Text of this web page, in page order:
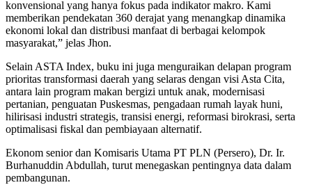
konvensional yang hanya fokus pada indikator makro. Kami
memberikan pendekatan 360 derajat yang menangkap dinamika
ekonomi lokal dan distribusi manfaat di berbagai kelompok
masyarakat,” jelas Jhon.
Selain ASTA Index, buku ini juga menguraikan delapan program
prioritas transformasi daerah yang selaras dengan visi Asta Cita,
antara lain program makan bergizi untuk anak, modernisasi
pertanian, penguatan Puskesmas, pengadaan rumah layak huni,
hilirisasi industri strategis, transisi energi, reformasi birokrasi, serta
optimalisasi fiskal dan pembiayaan alternatif.
Ekonom senior dan Komisaris Utama PT PLN (Persero), Dr. Ir.
Burhanuddin Abdullah, turut menegaskan pentingnya data dalam
pembangunan.